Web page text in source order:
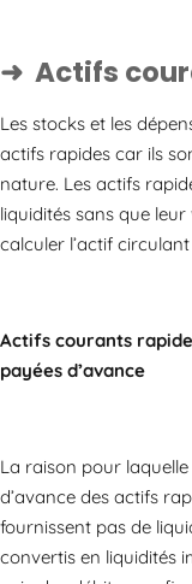
Actifs
Les stocks et les
actifs rapides car ils
nature. Les actifs
liquidités sans que
calculer l’actif
Actifs courants
payées d’avance
La raison pour
d’avance des actifs
fournissent pas de
convertis en liquidités